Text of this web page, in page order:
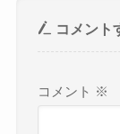
コメント
コメント ※